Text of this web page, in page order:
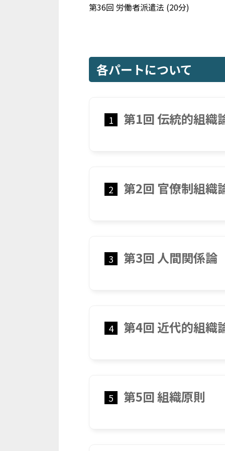
第36回 労働者派遣法 (20分)
各パートについて
1 第1回 伝統的組織
2 第2回 官僚制組織
3 第3回 人間関係論
4 第4回 近代的組織
5 第5回 組織原則